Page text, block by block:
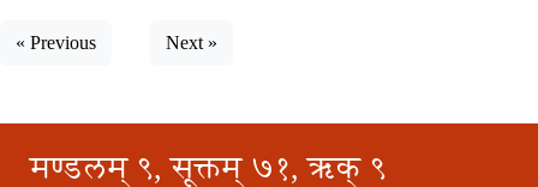
« Previous Next »
मण्डलम् ९, सूक्तम् ७१, ऋक् ९